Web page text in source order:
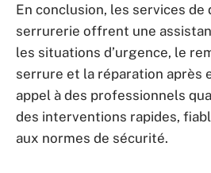
En conclusion, les services de
serrurerie offrent une
les situations d’urgence, le
serrure et la réparation après
appel à des professionnels
des interventions rapides,
aux normes de sécurité.